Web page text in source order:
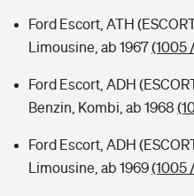
Ford Escort, ATH
Limousine, ab 1967(1005
Ford Escort, ADH
Benzin, Kombi, ab 1968
Ford Escort, ADH
Limousine, ab 1969(1005